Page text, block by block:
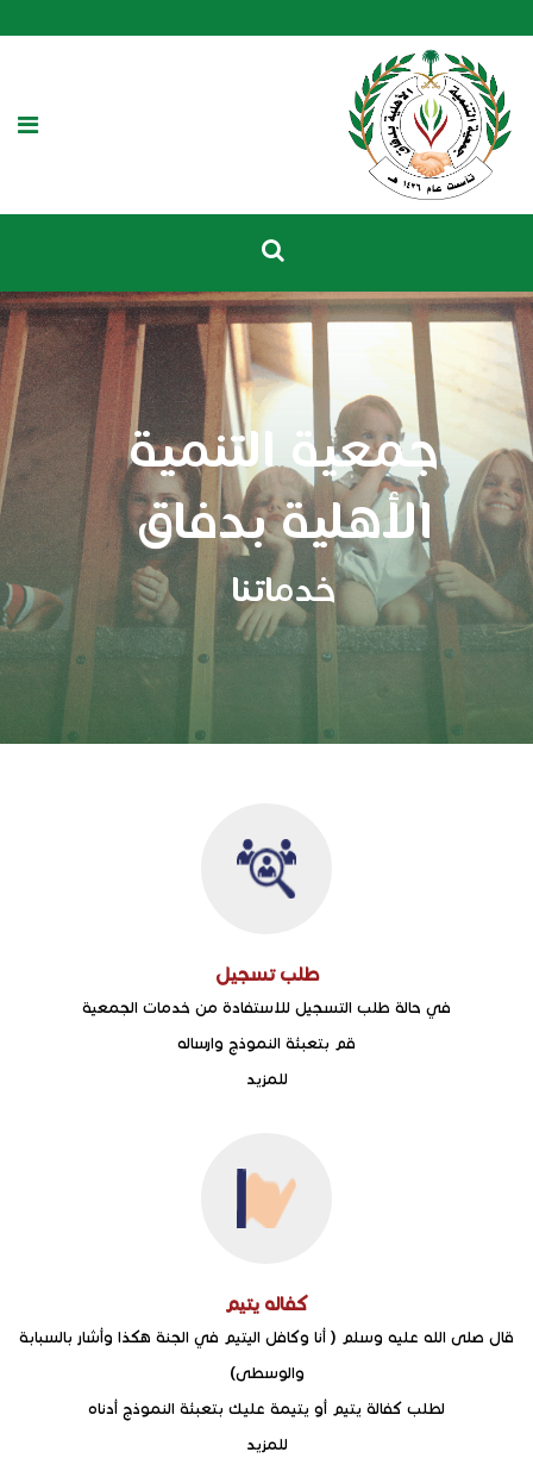
جمعية التنمية
الأهلية بدفاق
خدماتنا
طلب تسجيل
في حالة طلب التسجيل للاستفادة من خدمات الجمعية
قم بتعبئة النموذج وارساله
للمزيد
كفاله يتيم
قال صلى الله عليه وسلم ( أنا وكافل اليتيم في الجنة هكذا وأشار بالسبابة
والوسطى)
لطلب كفالة يتيم أو يتيمة عليك بتعبئة النموذج أدناه
للمزيد